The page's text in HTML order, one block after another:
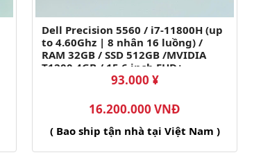
Dell Precision 5560 / i7-11800H (up
to 4.60Ghz | 8 nhân 16 luồng) /
RAM 32GB / SSD 512GB /MVIDIA
T1200 4GB / 15.6 inch FHD+
IPS(1920x1200)93.000 ¥
16.200.000 VNĐ
( Bao ship tận nhà tại Việt Nam )